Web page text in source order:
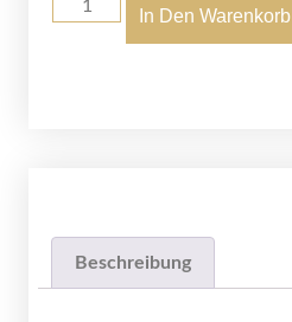
In Den Warenkorb
Beschreibung